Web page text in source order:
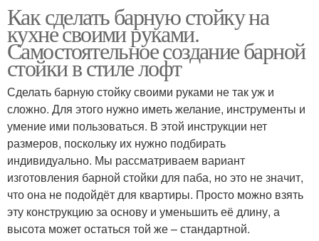
Как сделать барную стойку на
кухне своими руками.
Самостоятельное создание барной
стойки в стиле лофт
Сделать барную стойку своими руками не так уж и
сложно. Для этого нужно иметь желание, инструменты и
умение ими пользоваться. В этой инструкции нет
размеров, поскольку их нужно подбирать
индивидуально. Мы рассматриваем вариант
изготовления барной стойки для паба, но это не значит,
что она не подойдёт для квартиры. Просто можно взять
эту конструкцию за основу и уменьшить её длину, а
высота может остаться той же – стандартной.